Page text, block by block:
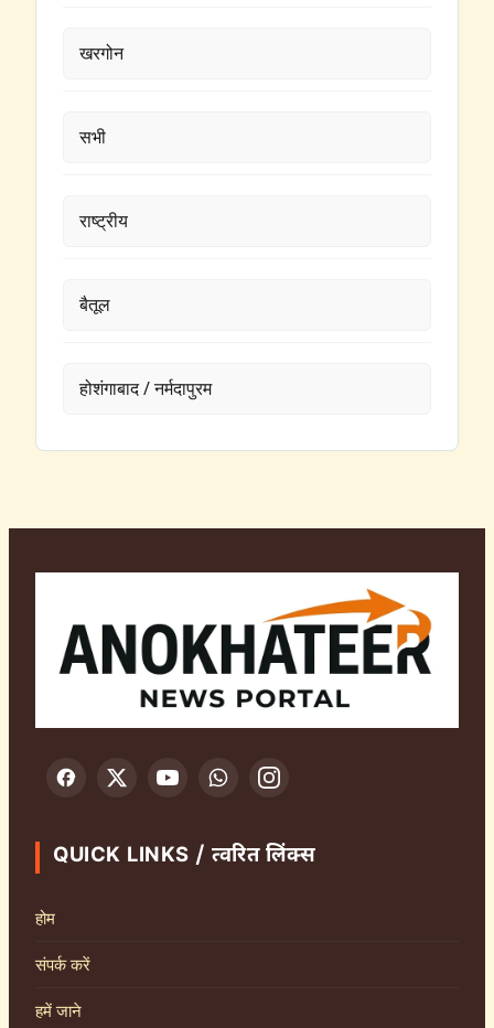
खरगोन
सभी
राष्ट्रीय
बैतूल
होशंगाबाद / नर्मदापुरम
QUICK LINKS / त्वरित लिंक्स
होम
संपर्क करें
हमें जाने